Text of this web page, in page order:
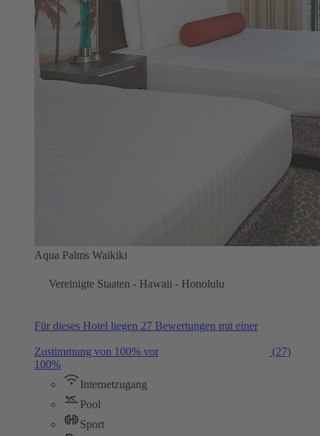
Aqua Palms Waikiki
Vereinigte Staaten - Hawaii - Honolulu
Für dieses Hotel liegen 27 Bewertungen mit einer
Zustimmung von 100% vor
(27)
100%
Internetzugang
Pool
Sport